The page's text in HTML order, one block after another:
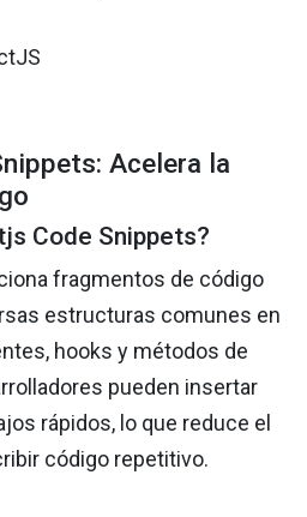
Acelera la
Code Snippets?
fragmentos de código
estructuras comunes en
hooks y métodos de
pueden insertar
rápidos, lo que reduce el
código repetitivo.